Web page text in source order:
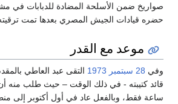
صواريخ ضمن الأسلحة المضادة للدبابات في
حضره قيادات الجيش المصري بعدها تمت
موعد مع القدر
وفي 28 سبتمبر 1973 التقى عبد العاطي
ساعة فقط، وبالفعل عاد في أول أكتوبر إلى